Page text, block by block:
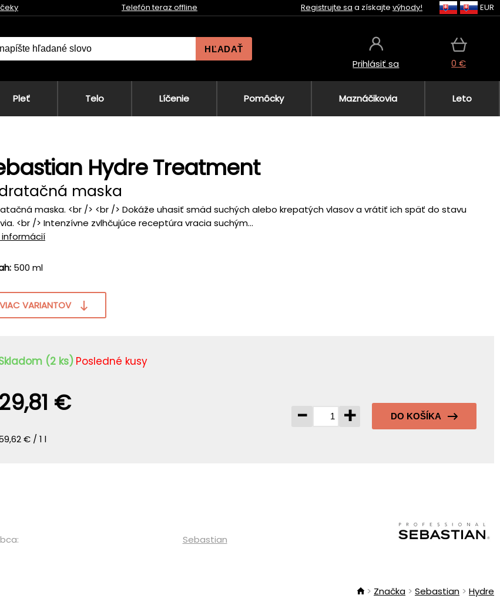
Telefón teraz offline Registrujte sa a získajte výhody! EUR
HĽADAŤ
Prihlásiť sa 0 €
Pleť Telo Líčenie Pomôcky Maznáčikovia Leto
Hydre Treatment
maska
maska. <br /> <br /> Dokáže uhasiť smäd suchých alebo krepatých vlasov a vrátiť ich späť do stavu
<br /> Intenzívne zvlhčujúce receptúra vracia suchým...
informácií
500 ml
VIAC VARIANTOV
(2 ks) Posledné kusy
29,81 €
€ / 1 l
- + DO KOŠÍKA
Sebastian
Značka Sebastian Hydre